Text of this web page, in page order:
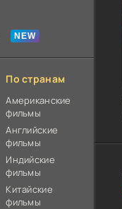
По странам
Американские
фильмы
Английские
фильмы
Индийские
фильмы
Китайские
фильмы